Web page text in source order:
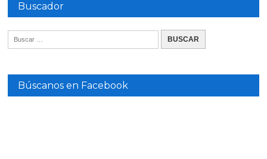
Buscador
Búscanos en Facebook